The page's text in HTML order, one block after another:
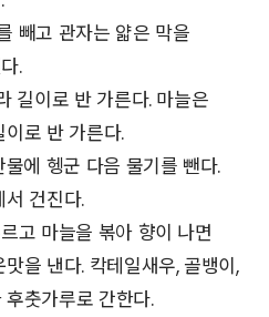
빼고 관자는 얇은 막을
.
길이로 반 가른다. 마늘은
로 반 가른다.
에 헹군 다음 물기를 뺀다.
건진다.
고 마늘을 볶아 향이 나면
을 낸다. 칵테일새우, 골뱅이,
춧가루로 간한다.